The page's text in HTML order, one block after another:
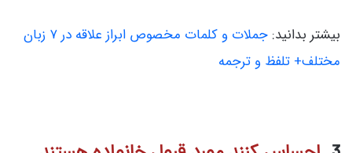
بیشتر بدانید:
جملات و کلمات مخصوص ابراز علاقه در ۷ زبان
مختلف+ تلفظ و ترجمه